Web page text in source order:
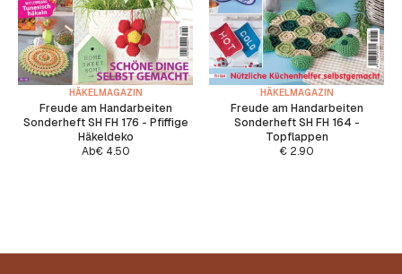
HÄKELMAGAZIN
Freude am Handarbeiten
Sonderheft SH FH 176 - Pfiffige
Häkeldeko
Ab€4.50
HÄKELMAGAZIN
Freude am Handarbeiten
Sonderheft SH FH 164 -
Topflappen
€ 2.90